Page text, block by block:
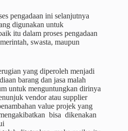
pengadaan ini selanjutnya
digunakan untuk
itu dalam proses pengadaan
swasta, maupun
yang diperoleh menjadi
barang dan jasa malah
untuk menguntungkan dirinya
vendor atau supplier
value projek yang
bisa dikenakan